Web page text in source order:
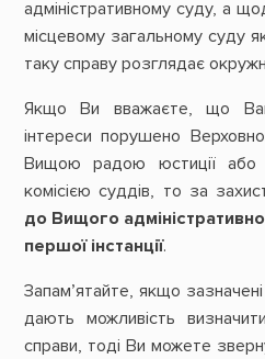
адміністративному суду, а
місцевому загальному суду
таку справу розглядає
Якщо Ви вважаєте, що
інтереси порушено
Вищою радою юстиції або
комісією суддів, то за
до Вищого
першої інстанції.
Запам’ятайте, якщо
дають можливість
справи, тоді Ви можете